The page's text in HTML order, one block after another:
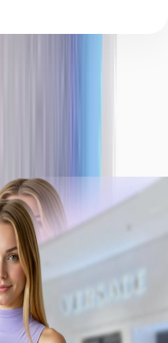
стандартная система
деньги раз в
как было бы
все, чтобы